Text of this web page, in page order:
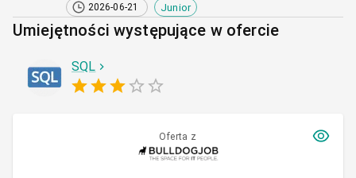
2026-06-21
Junior
Umiejętności występujące w ofercie
SQL
Oferta z